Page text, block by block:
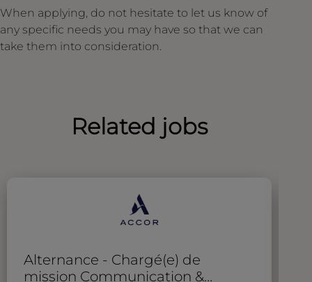
When applying, do not hesitate to let us know of
any specific needs you may have so that we can
take them into consideration.
Related jobs
Alternance - Chargé(e) de
mission Communication &